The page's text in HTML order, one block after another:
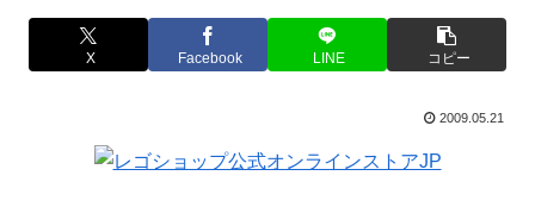
X Facebook LINE コピー
2009.05.21